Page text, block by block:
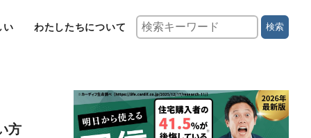
い わたしたちについて 検索
方